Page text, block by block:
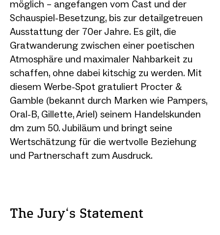
möglich – angefangen vom Cast und der
Schauspiel-Besetzung, bis zur detailgetreuen
Ausstattung der 70er Jahre. Es gilt, die
Gratwanderung zwischen einer poetischen
Atmosphäre und maximaler Nahbarkeit zu
schaffen, ohne dabei kitschig zu werden. Mit
diesem Werbe-Spot gratuliert Procter &
Gamble (bekannt durch Marken wie Pampers,
Oral-B, Gillette, Ariel) seinem Handelskunden
dm zum 50. Jubiläum und bringt seine
Wertschätzung für die wertvolle Beziehung
und Partnerschaft zum Ausdruck.
The Jury‘s Statement